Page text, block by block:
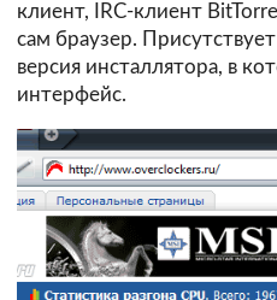
клиент, IRC-клиент
сам браузер.
версия инсталлятора, в
интерфейс.